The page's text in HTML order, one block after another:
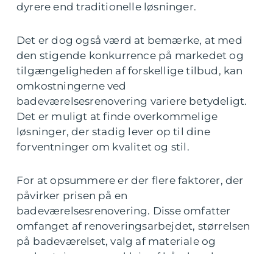
dyrere end traditionelle løsninger.
Det er dog også værd at bemærke, at med
den stigende konkurrence på markedet og
tilgængeligheden af forskellige tilbud, kan
omkostningerne ved
badeværelsesrenovering variere betydeligt.
Det er muligt at finde overkommelige
løsninger, der stadig lever op til dine
forventninger om kvalitet og stil.
For at opsummere er der flere faktorer, der
påvirker prisen på en
badeværelsesrenovering. Disse omfatter
omfanget af renoveringsarbejdet, størrelsen
på badeværelset, valg af materiale og